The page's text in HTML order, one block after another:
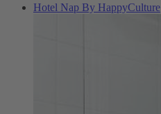
Hotel Nap By HappyCulture